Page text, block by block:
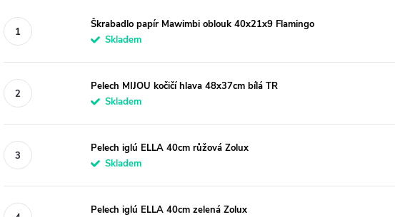
Škrabadlo papír Mawimbi oblouk 40x21x9 Flamingo
Skladem
Pelech MIJOU kočičí hlava 48x37cm bílá TR
Skladem
Pelech iglú ELLA 40cm růžová Zolux
Skladem
Pelech iglú ELLA 40cm zelená Zolux